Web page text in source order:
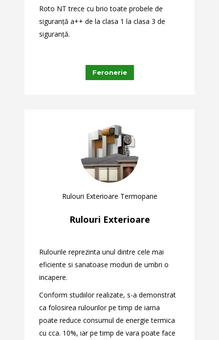
Roto NT trece cu brio toate probele de
siguranță a++ de la clasa 1 la clasa 3 de
siguranță.
Feronerie
Rulouri Exterioare Termopane
Rulouri Exterioare
Rulourile reprezinta unul dintre cele mai
eficiente si sanatoase moduri de umbri o
incapere.
Conform studiilor realizate, s-a demonstrat
ca folosirea rulourilor pe timp de iarna
poate reduce consumul de energie termica
cu cca. 10%, iar pe timp de vara poate face